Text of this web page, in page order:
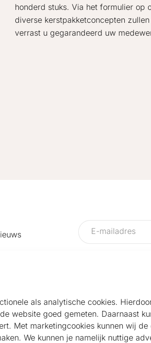
honderd stuks. Via het formulier op
diverse kerstpakketconcepten
verrast u gegarandeerd uw
Helpdesk
Veelgestelde vragen
als analytische cookies.
website goed gemeten. Daarnaast
Met marketingcookies kunnen wij
We kunnen je namelijk nuttige